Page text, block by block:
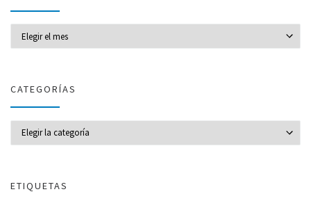
CATEGORÍAS
ETIQUETAS